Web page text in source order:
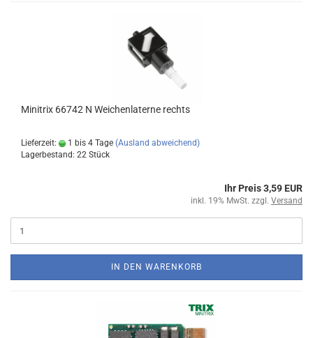
Minitrix 66742 N Weichenlaterne rechts
Lieferzeit: 1 bis 4 Tage (Ausland abweichend)
Lagerbestand: 22 Stück
Ihr Preis 3,59 EUR
inkl. 19% MwSt. zzgl. Versand
IN DEN WARENKORB